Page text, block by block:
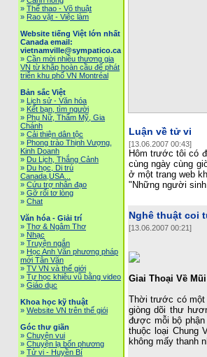
» Thể thao - Võ thuật
» Rao vặt - Việc làm
Website tiếng Việt lớn nhất
Canada email:
vietnamville@sympatico.ca
» Cần mời nhiều thương gia
VN từ khắp hoàn cầu để phát
triễn khu phố VN Montréal
Bản sắc Việt
» Lịch sử - Văn hóa
» Kết bạn, tìm người
» Phụ Nữ, Thẩm Mỹ, Gia
Chánh
» Cải thiện dân tộc
» Phong trào Thịnh Vượng,
Kinh Doanh
» Du Lịch, Thắng Cảnh
» Du học, Di trú
Canada,USA...
» Cứu trợ nhân đạo
» Gỡ rối tơ lòng
» Chat
Văn hóa - Giải trí
» Thơ & Ngâm Thơ
» Nhạc
» Truyện ngắn
» Học Anh Văn phương pháp
mới Tân Văn
» TV VN và thế giới
» Tự học khiêu vũ bằng video
» Giáo dục
Khoa học kỹ thuật
» Website VN trên thế giói
Góc thư giãn
» Chuyện vui
» Chuyện lạ bốn phương
» Tử vi - Huyền Bí
Luận về tử vi
[13.06.2007 00:43]
Hôm trước tôi có
cùng ngày cùng
ở một trang web
"Những người
Nghê thuật coi
[13.06.2007 00:21]
Giai Thoại Về Mũi
Thời trước có một
giòng dõi thư
được mỗi bộ
thuộc loại Chung
không mấy thanh